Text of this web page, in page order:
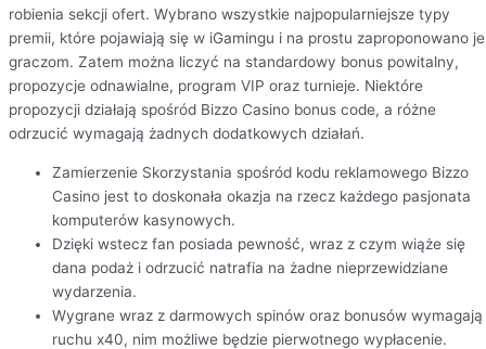
robienia sekcji ofert. Wybrano wszystkie najpopularniejsze typy
premii, które pojawiają się w iGamingu i na prostu zaproponowano je
graczom. Zatem można liczyć na standardowy bonus powitalny,
propozycje odnawialne, program VIP oraz turnieje. Niektóre
propozycji działają spośród Bizzo Casino bonus code, a różne
odrzucić wymagają żadnych dodatkowych działań.
Zamierzenie Skorzystania spośród kodu reklamowego Bizzo
Casino jest to doskonała okazja na rzecz każdego pasjonata
komputerów kasynowych.
Dzięki wstecz fan posiada pewność, wraz z czym wiąże się
dana podaż i odrzucić natrafia na żadne nieprzewidziane
wydarzenia.
Wygrane wraz z darmowych spinów oraz bonusów wymagają
ruchu x40, nim możliwe będzie pierwotnego wypłacenie.